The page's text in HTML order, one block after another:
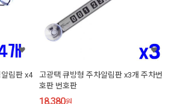
림판 x4
고광택 큐방형 주차알림판 x3개 주차번
호판 번호판
18,380원